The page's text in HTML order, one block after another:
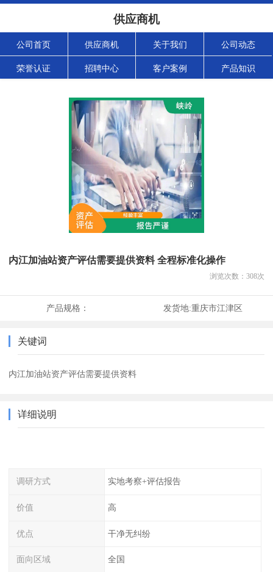
供应商机
公司首页 供应商机 关于我们 公司动态
荣誉认证 招聘中心 客户案例 产品知识
内江加油站资产评估需要提供资料 全程标准化操作
浏览次数： 308次
产品规格： 发货地:重庆市江津区
关键词
内江加油站资产评估需要提供资料
详细说明
调研方式 实地考察+评估报告
价值 高
优点 干净无纠纷
面向区域 全国